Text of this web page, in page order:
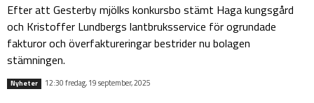
Efter att Gesterby mjölks konkursbo stämt Haga kungsgård
och Kristoffer Lundbergs lantbruksservice för ogrundade
fakturor och överfaktureringar bestrider nu bolagen
stämningen.
Nyheter 12:30 fredag, 19 september, 2025